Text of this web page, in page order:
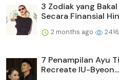
3 Zodiak yang
Secara Finansial
2 months ago 2416
7 Penampilan Ayu
Recreate IU-Byeon...